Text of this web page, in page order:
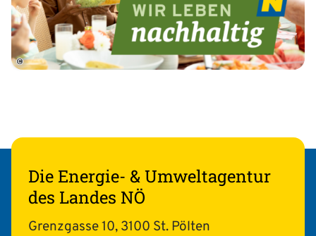
©
Die Energie- & Umweltagentur
des Landes NÖ
Grenzgasse 10, 3100 St. Pölten